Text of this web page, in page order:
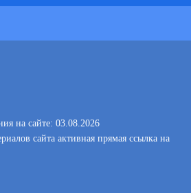
на сайте: 03.08.2026
сайта активная прямая ссылка на